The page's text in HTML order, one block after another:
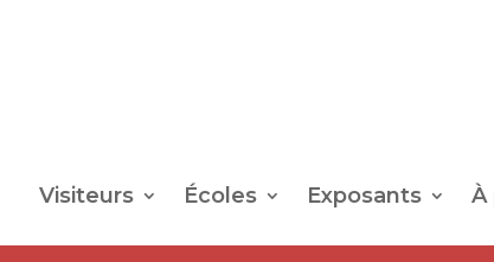
Visiteurs Écoles Exposants À